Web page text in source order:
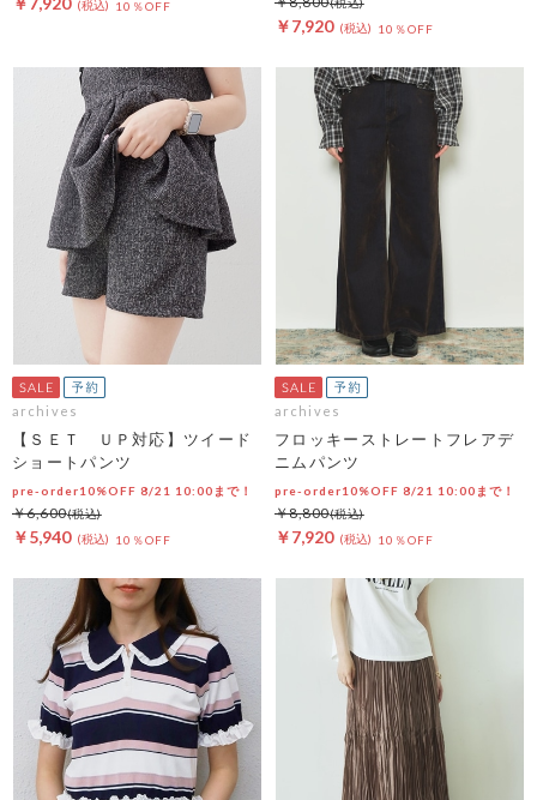
10％OFF
￥7,920 10％OFF
archives
【ＳＥＴ ＵＰ対応】ツイード
ショートパンツ
pre-order10%OFF 8/21 10:00まで！
￥5,940 10％OFF
￥6,600
archives
フロッキーストレートフレアデ
ニムパンツ
pre-order10%OFF 8/21 10:00まで！
￥7,920 10％OFF
￥8,800